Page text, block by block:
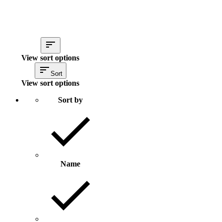
View sort options
Sort
View sort options
Sort by
Name